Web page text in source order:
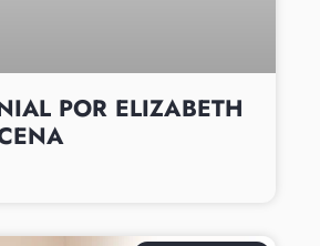
POR ELIZABETH